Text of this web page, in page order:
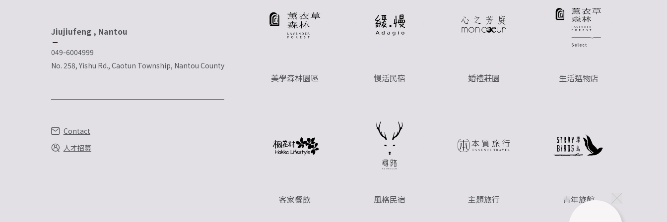
Jiujiufeng , Nantou
049-6004999
No. 258, Yishu Rd., Caotun Township, Nantou County
Contact
人才招募
美學森林園區 慢活民宿 婚禮莊園 生活選物店
客家餐飲 風格民宿 主題旅行 青年旅館